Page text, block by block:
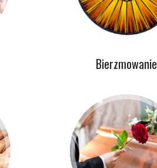
Bierzmowanie